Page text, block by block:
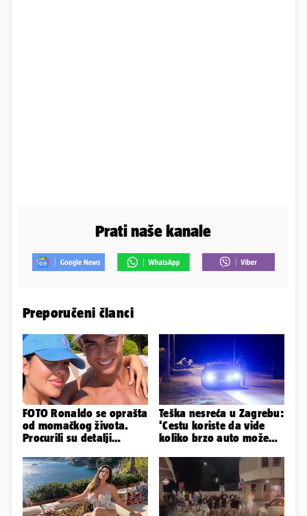
Prati naše kanale
Preporučeni članci
FOTO Ronaldo se oprašta
od momačkog života.
Procurili su detalji
Teška nesreća u Zagrebu:
'Cestu koriste da vide
koliko brzo auto može